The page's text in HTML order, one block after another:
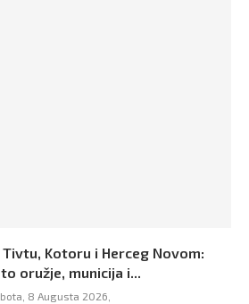
Kotoru i Herceg Novom:
oružje, municija i...
8 Augusta 2026,